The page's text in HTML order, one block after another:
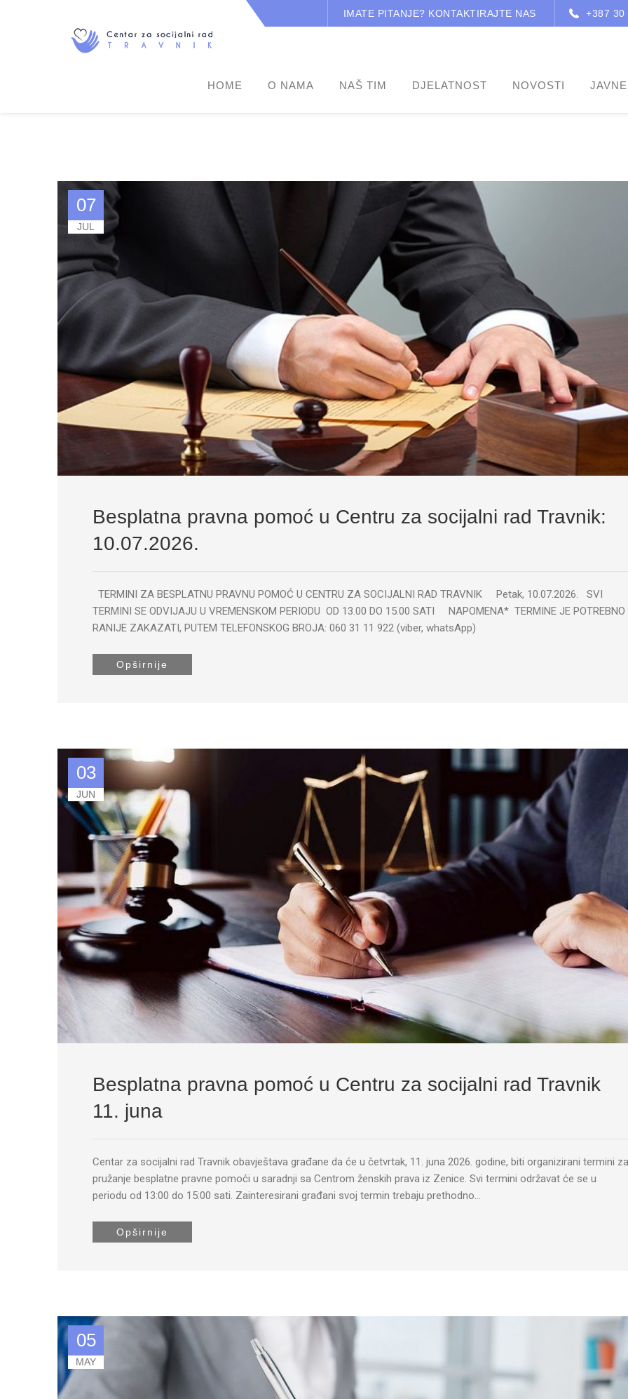
IMATE PITANJE? KONTAKTIRAJTE NAS +387 30
HOME O NAMA NAŠ TIM DJELATNOST NOVOSTI
07
JUL
Besplatna pravna pomoć u Centru za socijalni rad Travnik:
10.07.2026.
TERMINI ZA BESPLATNU PRAVNU POMOĆ U CENTRU ZA SOCIJALNI RAD TRAVNIK Petak, 10.07.2026. SVI
TERMINI SE ODVIJAJU U VREMENSKOM PERIODU OD 13.00 DO 15.00 SATI NAPOMENA* TERMINE JE POTREBNO
RANIJE ZAKAZATI, PUTEM TELEFONSKOG BROJA: 060 31 11 922 (viber, whatsApp)
Opširnije
03
JUN
Besplatna pravna pomoć u Centru za socijalni rad Travnik
11. juna
Centar za socijalni rad Travnik obavještava građane da će u četvrtak, 11. juna 2026. godine, biti organizirani termini za
pružanje besplatne pravne pomoći u saradnji sa Centrom ženskih prava iz Zenice. Svi termini održavat će se u
periodu od 13:00 do 15:00 sati. Zainteresirani građani svoj termin trebaju prethodno…
Opširnije
05
MAY